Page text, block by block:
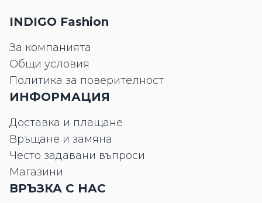
INDIGO Fashion
За компанията
Общи условия
Политика за поверителност
ИНФОРМАЦИЯ
Доставка и плащане
Връщане и замяна
Често задавани въпроси
Магазини
ВРЪЗКА С НАС